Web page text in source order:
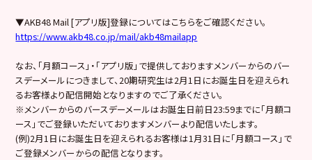
▼AKB48 Mail [アプリ版]登録についてはこちらをご確認ください。
https://www.akb48.co.jp/mail/akb48mailapp
なお、「月額コース」・「アプリ版」で提供しておりますメンバーからのバー
スデーメールにつきまして、20期研究生は2月1日にお誕生日を迎えられ
るお客様より配信開始となりますのでご了承ください。
※メンバーからのバースデーメールはお誕生日前日23:59までに「月額コ
ース」でご登録いただいておりますメンバーより配信いたします。
(例)2月1日にお誕生日を迎えられるお客様は1月31日に「月額コース」で
ご登録メンバーからの配信となります。